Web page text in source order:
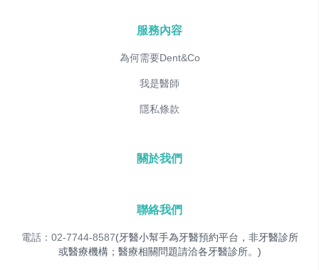
服務內容
為何需要Dent&Co
我是醫師
隱私條款
關於我們
聯絡我們
電話：02-7744-8587(牙醫小幫手為牙醫預約平台，非牙醫診所
或醫療機構；醫療相關問題請洽各牙醫診所。)